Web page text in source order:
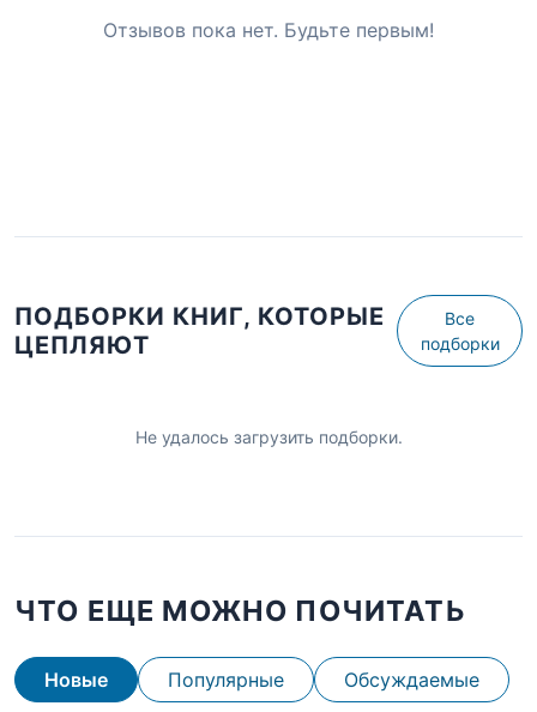
Отзывов пока нет. Будьте первым!
ПОДБОРКИ КНИГ, КОТОРЫЕ
ЦЕПЛЯЮТ
Все
подборки
Не удалось загрузить подборки.
ЧТО ЕЩЕ МОЖНО ПОЧИТАТЬ
Новые Популярные Обсуждаемые